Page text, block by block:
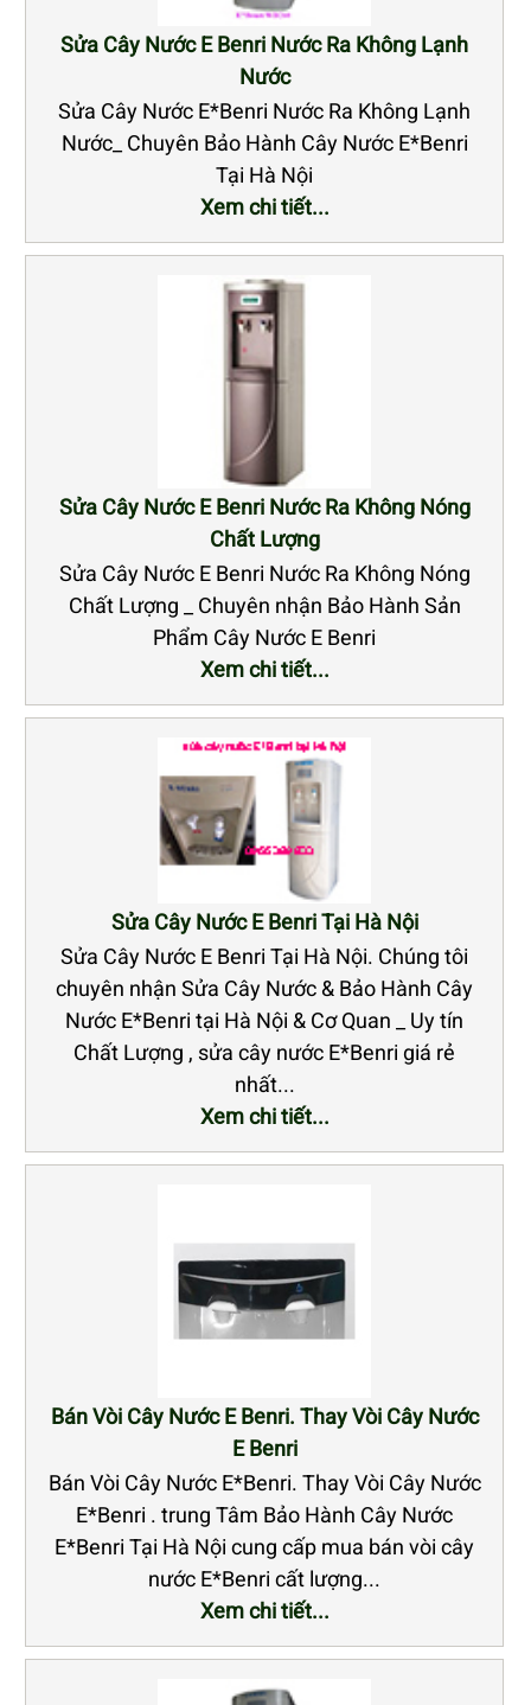
Sửa Cây Nước E Benri Nước Ra Không Lạnh
Nước
Sửa Cây Nước E*Benri Nước Ra Không Lạnh
Nước_ Chuyên Bảo Hành Cây Nước E*Benri
Tại Hà Nội
Xem chi tiết...
Sửa Cây Nước E Benri Nước Ra Không Nóng
Chất Lượng
Sửa Cây Nước E Benri Nước Ra Không Nóng
Chất Lượng _ Chuyên nhận Bảo Hành Sản
Phẩm Cây Nước E Benri
Xem chi tiết...
Sửa Cây Nước E Benri Tại Hà Nội
Sửa Cây Nước E Benri Tại Hà Nội. Chúng tôi
chuyên nhận Sửa Cây Nước & Bảo Hành Cây
Nước E*Benri tại Hà Nội & Cơ Quan _ Uy tín
Chất Lượng , sửa cây nước E*Benri giá rẻ
nhất...
Xem chi tiết...
Bán Vòi Cây Nước E Benri. Thay Vòi Cây Nước
E Benri
Bán Vòi Cây Nước E*Benri. Thay Vòi Cây Nước
E*Benri . trung Tâm Bảo Hành Cây Nước
E*Benri Tại Hà Nội cung cấp mua bán vòi cây
nước E*Benri cất lượng...
Xem chi tiết...